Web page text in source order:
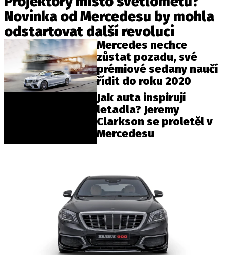
Provozovatelem serveru autoroad.cz je
INCORP MEDIA GROUP s.r.o., IČ: 118 23 054
Novinka od Mercedesu by mohla
odstartovat další revoluci
Mercedes nechce
zůstat pozadu, své
prémiové sedany naučí
řídit do roku 2020
Jak auta inspirují
letadla? Jeremy
Clarkson se proletěl v
Mercedesu